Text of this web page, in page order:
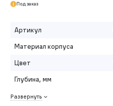
Под заказ
Артикул
Материал корпуса
Цвет
Глубина, мм
Развернуть